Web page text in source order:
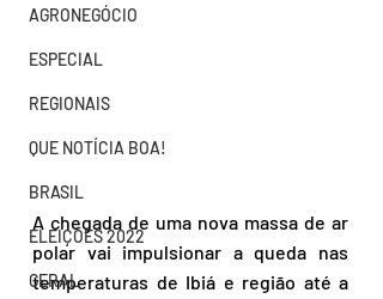
AGRONEGÓCIO
ESPECIAL
REGIONAIS
QUE NOTÍCIA BOA!
BRASIL
ELEIÇÕES 2022
GERAL
A chegada de uma nova massa de ar
polar vai impulsionar a queda nas
temperaturas de Ibiá e região até a